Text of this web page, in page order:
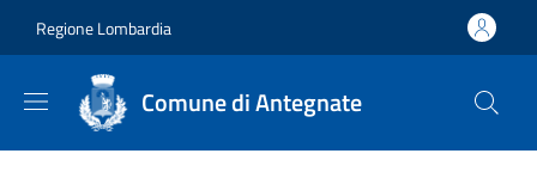
Regione Lombardia
Comune di Antegnate